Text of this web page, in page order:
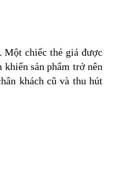
Một chiếc thẻ giá được
khiến sản phẩm trở nên
khách cũ và thu hút